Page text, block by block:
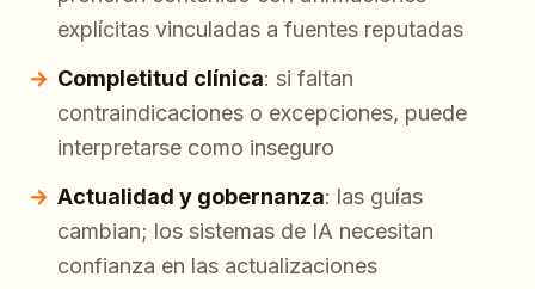
explícitas vinculadas a fuentes reputadas
Completitud clínica: si faltan
contraindicaciones o excepciones, puede
interpretarse como inseguro
Actualidad y gobernanza: las guías
cambian; los sistemas de IA necesitan
confianza en las actualizaciones